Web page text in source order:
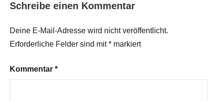
Schreibe einen Kommentar
Deine E-Mail-Adresse wird nicht veröffentlicht.
Erforderliche Felder sind mit* markiert
Kommentar *